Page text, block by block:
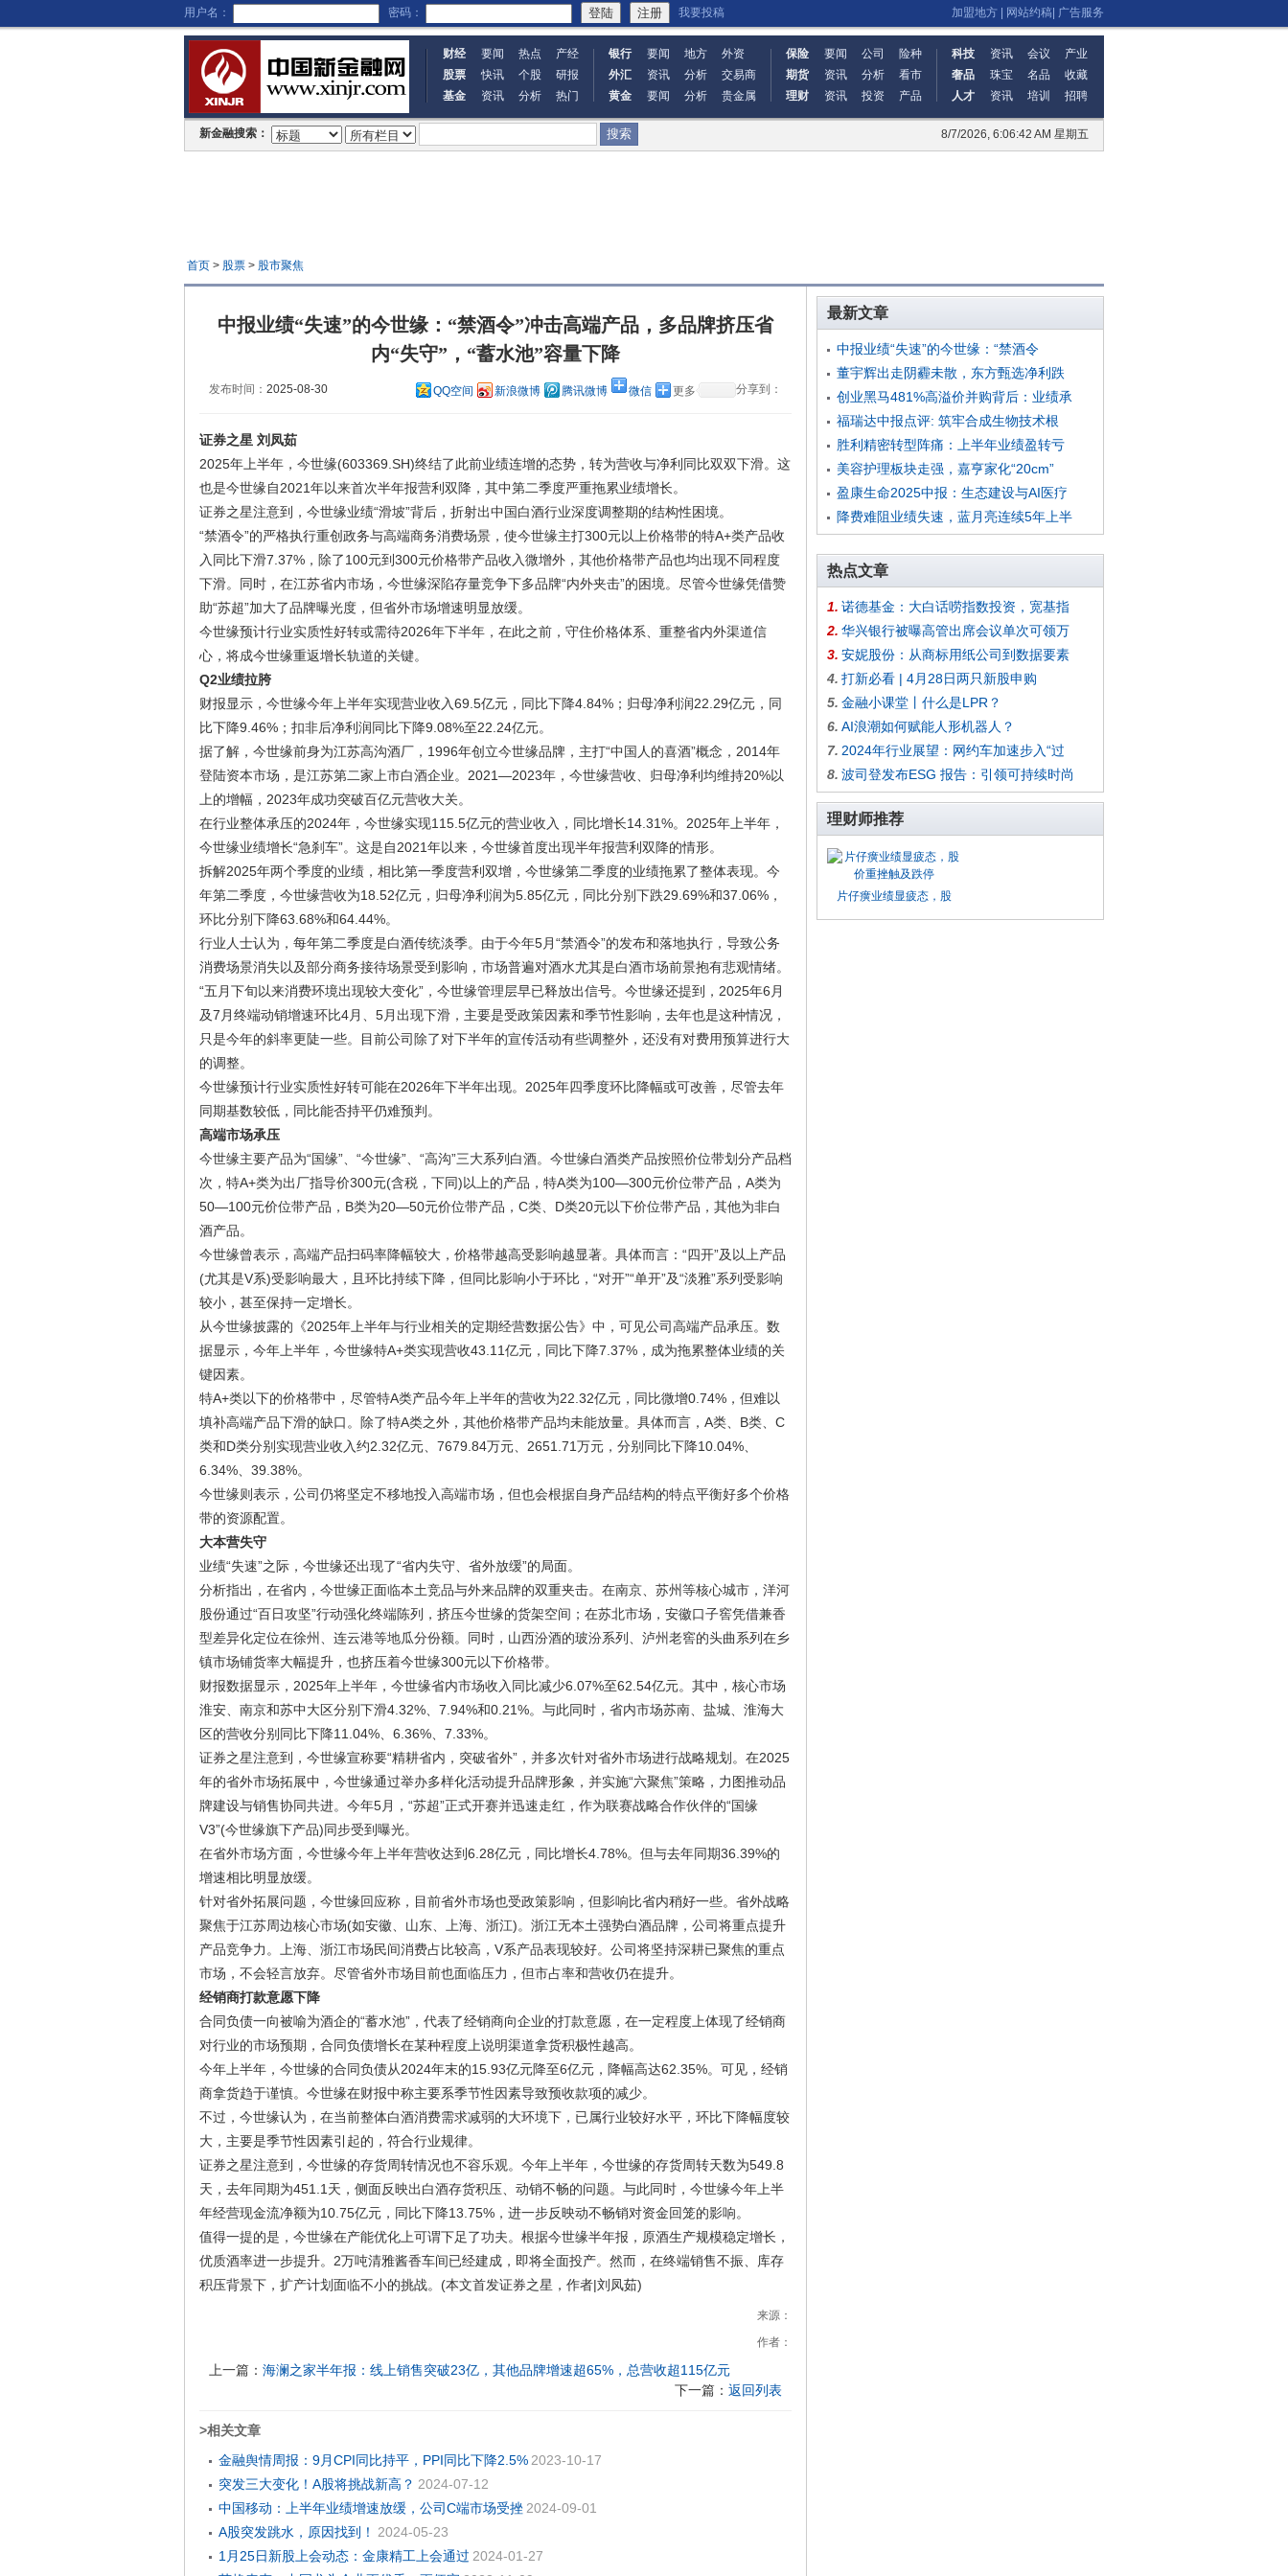
用户名： 密码： 我要投稿 加盟地方 网站约稿 广告服务
财经 要闻 热点
产经
股票
快讯 个股
研报
基金
资讯 分析 热门
银行 要闻 地方
外资
外汇
资讯 分析
交易商
黄金
要闻 分析 贵金属
保险 要闻 公司
险种
期货
资讯 分析
看市
理财
资讯 投资 产品
科技 资讯 会议
产业
奢品
珠宝 名品
收藏
人才
资讯 培训 招聘
8/7/2026, 6:06:42 AM 星期五
新金融搜索：
首页> 股票> 股市聚焦
中报业绩“失速”的今世缘：“禁酒令”冲击高端产品，多品牌挤压省
内“失守”，“蓄水池”容量下降
发布时间： 2025-08-30 分享到：
QQ空间 新浪微博 腾讯微博 微信 更多
证券之星 刘凤茹
2025年上半年，今世缘(603369.SH)终结了此前业绩连增的态势，转为营收与净利同比双双下滑。这
也是今世缘自2021年以来首次半年报营利双降，其中第二季度严重拖累业绩增长。
证券之星注意到，今世缘业绩“滑坡”背后，折射出中国白酒行业深度调整期的结构性困境。
“禁酒令”的严格执行重创政务与高端商务消费场景，使今世缘主打300元以上价格带的特A+类产品收
入同比下滑7.37%，除了100元到300元价格带产品收入微增外，其他价格带产品也均出现不同程度
下滑。同时，在江苏省内市场，今世缘深陷存量竞争下多品牌“内外夹击”的困境。尽管今世缘凭借赞
助“苏超”加大了品牌曝光度，但省外市场增速明显放缓。
今世缘预计行业实质性好转或需待2026年下半年，在此之前，守住价格体系、重整省内外渠道信
心，将成今世缘重返增长轨道的关键。
Q2业绩拉胯
财报显示，今世缘今年上半年实现营业收入69.5亿元，同比下降4.84%；归母净利润22.29亿元，同
比下降9.46%；扣非后净利润同比下降9.08%至22.24亿元。
据了解，今世缘前身为江苏高沟酒厂，1996年创立今世缘品牌，主打“中国人的喜酒”概念，2014年
登陆资本市场，是江苏第二家上市白酒企业。2021—2023年，今世缘营收、归母净利均维持20%以
上的增幅，2023年成功突破百亿元营收大关。
在行业整体承压的2024年，今世缘实现115.5亿元的营业收入，同比增长14.31%。2025年上半年，
今世缘业绩增长“急刹车”。这是自2021年以来，今世缘首度出现半年报营利双降的情形。
拆解2025年两个季度的业绩，相比第一季度营利双增，今世缘第二季度的业绩拖累了整体表现。今
年第二季度，今世缘营收为18.52亿元，归母净利润为5.85亿元，同比分别下跌29.69%和37.06%，
环比分别下降63.68%和64.44%。
行业人士认为，每年第二季度是白酒传统淡季。由于今年5月“禁酒令”的发布和落地执行，导致公务
消费场景消失以及部分商务接待场景受到影响，市场普遍对酒水尤其是白酒市场前景抱有悲观情绪。
“五月下旬以来消费环境出现较大变化”，今世缘管理层早已释放出信号。今世缘还提到，2025年6月
及7月终端动销增速环比4月、5月出现下滑，主要是受政策因素和季节性影响，去年也是这种情况，
只是今年的斜率更陡一些。目前公司除了对下半年的宣传活动有些调整外，还没有对费用预算进行大
的调整。
今世缘预计行业实质性好转可能在2026年下半年出现。2025年四季度环比降幅或可改善，尽管去年
同期基数较低，同比能否持平仍难预判。
高端市场承压
今世缘主要产品为“国缘”、“今世缘”、“高沟”三大系列白酒。今世缘白酒类产品按照价位带划分产品档
次，特A+类为出厂指导价300元(含税，下同)以上的产品，特A类为100—300元价位带产品，A类为
50—100元价位带产品，B类为20—50元价位带产品，C类、D类20元以下价位带产品，其他为非白
酒产品。
今世缘曾表示，高端产品扫码率降幅较大，价格带越高受影响越显著。具体而言：“四开”及以上产品
(尤其是V系)受影响最大，且环比持续下降，但同比影响小于环比，“对开”“单开”及“淡雅”系列受影响
较小，甚至保持一定增长。
从今世缘披露的《2025年上半年与行业相关的定期经营数据公告》中，可见公司高端产品承压。数
据显示，今年上半年，今世缘特A+类实现营收43.11亿元，同比下降7.37%，成为拖累整体业绩的关
键因素。
特A+类以下的价格带中，尽管特A类产品今年上半年的营收为22.32亿元，同比微增0.74%，但难以
填补高端产品下滑的缺口。除了特A类之外，其他价格带产品均未能放量。具体而言，A类、B类、C
类和D类分别实现营业收入约2.32亿元、7679.84万元、2651.71万元，分别同比下降10.04%、
6.34%、39.38%。
今世缘则表示，公司仍将坚定不移地投入高端市场，但也会根据自身产品结构的特点平衡好多个价格
带的资源配置。
大本营失守
业绩“失速”之际，今世缘还出现了“省内失守、省外放缓”的局面。
分析指出，在省内，今世缘正面临本土竞品与外来品牌的双重夹击。在南京、苏州等核心城市，洋河
股份通过“百日攻坚”行动强化终端陈列，挤压今世缘的货架空间；在苏北市场，安徽口子窖凭借兼香
型差异化定位在徐州、连云港等地瓜分份额。同时，山西汾酒的玻汾系列、泸州老窖的头曲系列在乡
镇市场铺货率大幅提升，也挤压着今世缘300元以下价格带。
财报数据显示，2025年上半年，今世缘省内市场收入同比减少6.07%至62.54亿元。其中，核心市场
淮安、南京和苏中大区分别下滑4.32%、7.94%和0.21%。与此同时，省内市场苏南、盐城、淮海大
区的营收分别同比下降11.04%、6.36%、7.33%。
证券之星注意到，今世缘宣称要“精耕省内，突破省外”，并多次针对省外市场进行战略规划。在2025
年的省外市场拓展中，今世缘通过举办多样化活动提升品牌形象，并实施“六聚焦”策略，力图推动品
牌建设与销售协同共进。今年5月，“苏超”正式开赛并迅速走红，作为联赛战略合作伙伴的“国缘
V3”(今世缘旗下产品)同步受到曝光。
在省外市场方面，今世缘今年上半年营收达到6.28亿元，同比增长4.78%。但与去年同期36.39%的
增速相比明显放缓。
针对省外拓展问题，今世缘回应称，目前省外市场也受政策影响，但影响比省内稍好一些。省外战略
聚焦于江苏周边核心市场(如安徽、山东、上海、浙江)。浙江无本土强势白酒品牌，公司将重点提升
产品竞争力。上海、浙江市场民间消费占比较高，V系产品表现较好。公司将坚持深耕已聚焦的重点
市场，不会轻言放弃。尽管省外市场目前也面临压力，但市占率和营收仍在提升。
经销商打款意愿下降
合同负债一向被喻为酒企的“蓄水池”，代表了经销商向企业的打款意愿，在一定程度上体现了经销商
对行业的市场预期，合同负债增长在某种程度上说明渠道拿货积极性越高。
今年上半年，今世缘的合同负债从2024年末的15.93亿元降至6亿元，降幅高达62.35%。可见，经销
商拿货趋于谨慎。今世缘在财报中称主要系季节性因素导致预收款项的减少。
不过，今世缘认为，在当前整体白酒消费需求减弱的大环境下，已属行业较好水平，环比下降幅度较
大，主要是季节性因素引起的，符合行业规律。
证券之星注意到，今世缘的存货周转情况也不容乐观。今年上半年，今世缘的存货周转天数为549.8
天，去年同期为451.1天，侧面反映出白酒存货积压、动销不畅的问题。与此同时，今世缘今年上半
年经营现金流净额为10.75亿元，同比下降13.75%，进一步反映动不畅销对资金回笼的影响。
值得一提的是，今世缘在产能优化上可谓下足了功夫。根据今世缘半年报，原酒生产规模稳定增长，
优质酒率进一步提升。2万吨清雅酱香车间已经建成，即将全面投产。然而，在终端销售不振、库存
积压背景下，扩产计划面临不小的挑战。(本文首发证券之星，作者|刘凤茹)
来源：
作者：
上一篇： 海澜之家半年报：线上销售突破23亿，其他品牌增速超65%，总营收超115亿元
下一篇： 返回列表
>相关文章
金融舆情周报：9月CPI同比持平，PPI同比下降2.5% 2023-10-17
突发三大变化！A股将挑战新高？ 2024-07-12
中国移动：上半年业绩增速放缓，公司C端市场受挫 2024-09-01
A股突发跳水，原因找到！
2024-05-23
1月25日新股上会动态：金康精工上会通过 2024-01-27
最新文章
中报业绩“失速”的今世缘：“禁酒令
董宇辉出走阴霾未散，东方甄选净利跌
创业黑马481%高溢价并购背后：业绩承
福瑞达中报点评: 筑牢合成生物技术根
胜利精密转型阵痛：上半年业绩盈转亏
美容护理板块走强，嘉亨家化“20cm”
盈康生命2025中报：生态建设与AI医疗
降费难阻业绩失速，蓝月亮连续5年上半
热点文章
1. 诺德基金：大白话唠指数投资，宽基指
2. 华兴银行被曝高管出席会议单次可领万
3. 安妮股份：从商标用纸公司到数据要素
4. 打新必看 | 4月28日两只新股申购
5. 金融小课堂丨什么是LPR？
6. AI浪潮如何赋能人形机器人？
7. 2024年行业展望：网约车加速步入“过
8. 波司登发布ESG 报告：引领可持续时尚
理财师推荐
片仔癀业绩显疲态，股